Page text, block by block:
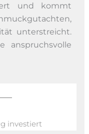
und kommt
unterstreicht.
anspruchsvolle
investiert